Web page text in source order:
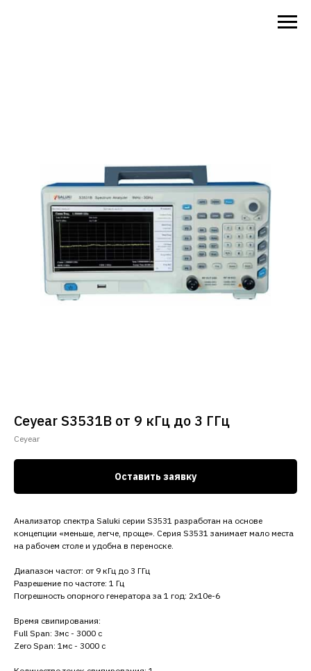
Ceyear S3531B от 9 кГц до 3 ГГц
Сeyear
Оставить заявку
Анализатор спектра Saluki серии S3531 разработан на основе
концепции «меньше, легче, проще». Серия S3531 занимает мало места
на рабочем столе и удобна в переноске.
Диапазон частот: от 9 кГц до 3 ГГц
Разрешение по частоте: 1 Гц
Погрешность опорного генератора за 1 год: 2x10e-6
Время свипирования:
Full Span: 3мс - 3000 с
Zero Span: 1мс - 3000 с